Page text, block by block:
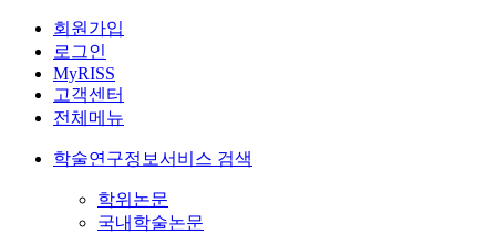
회원가입
로그인
MyRISS
고객센터
전체메뉴
학술연구정보서비스 검색
학위논문
국내학술논문